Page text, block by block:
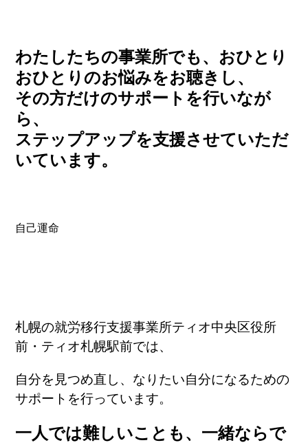
わたしたちの事業所でも、おひとり
おひとりのお悩みをお聴きし、
その方だけのサポートを行いなが
ら、
ステップアップを支援させていただ
いています。
自己運命
札幌の就労移行支援事業所ティオ中央区役所
前・ティオ札幌駅前では、
自分を見つめ直し、なりたい自分になるための
サポートを行っています。
一人では難しいことも、一緒ならで